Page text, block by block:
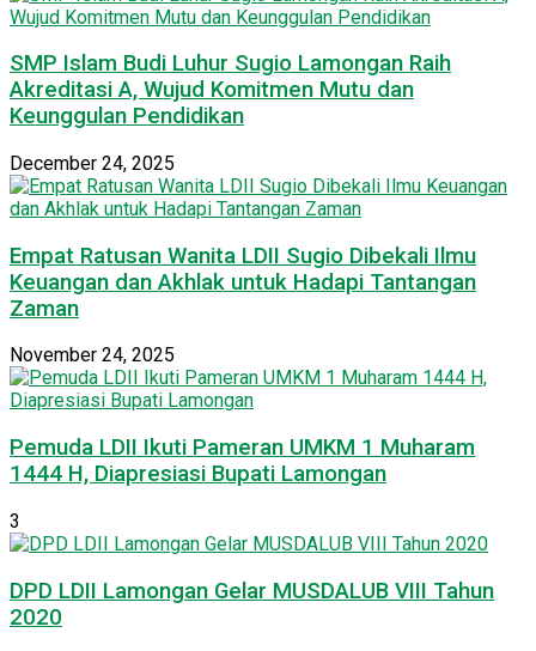
SMP Islam Budi Luhur Sugio Lamongan Raih
Akreditasi A, Wujud Komitmen Mutu dan
Keunggulan Pendidikan
December 24, 2025
Empat Ratusan Wanita LDII Sugio Dibekali Ilmu
Keuangan dan Akhlak untuk Hadapi Tantangan
Zaman
November 24, 2025
Pemuda LDII Ikuti Pameran UMKM 1 Muharam
1444 H, Diapresiasi Bupati Lamongan
3
DPD LDII Lamongan Gelar MUSDALUB VIII Tahun
2020